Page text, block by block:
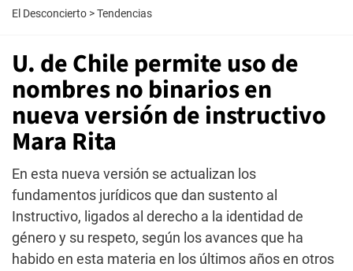
El Desconcierto >Tendencias
U. de Chile permite uso de
nombres no binarios en
nueva versión de instructivo
Mara Rita
En esta nueva versión se actualizan los
fundamentos jurídicos que dan sustento al
Instructivo, ligados al derecho a la identidad de
género y su respeto, según los avances que ha
habido en esta materia en los últimos años en otros